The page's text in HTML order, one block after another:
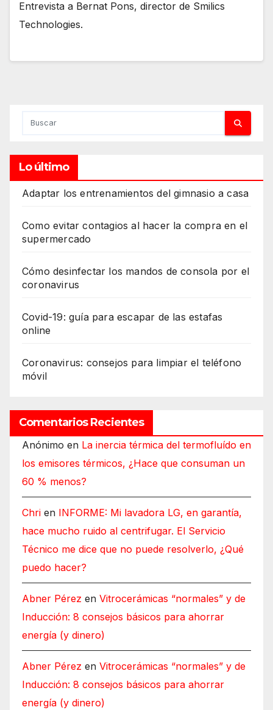
Entrevista a Bernat Pons, director de Smilics
Technologies.
Lo último
Adaptar los entrenamientos del gimnasio a casa
Como evitar contagios al hacer la compra en el
supermercado
Cómo desinfectar los mandos de consola por el
coronavirus
Covid-19: guía para escapar de las estafas
online
Coronavirus: consejos para limpiar el teléfono
móvil
Comentarios Recientes
Anónimo en La inercia térmica del termofluído en
los emisores térmicos, ¿Hace que consuman un
60 % menos?
Chri en INFORME: Mi lavadora LG, en garantía,
hace mucho ruido al centrifugar. El Servicio
Técnico me dice que no puede resolverlo, ¿Qué
puedo hacer?
Abner Pérez en Vitrocerámicas “normales” y de
Inducción: 8 consejos básicos para ahorrar
energía (y dinero)
Abner Pérez en Vitrocerámicas “normales” y de
Inducción: 8 consejos básicos para ahorrar
energía (y dinero)